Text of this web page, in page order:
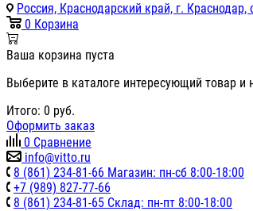
Россия, Краснодарский край, г.
0 Корзина
Ваша корзина пуста
Выберите в каталоге интересующий товар и
Итого: 0 руб.
Оформить заказ
0 Сравнение
info@vitto.ru
8 (861) 234-81-66 Магазин: пн-сб 8:00-18:00
+7 (989) 827-77-66
8 (861) 234-81-65 Склад: пн-пт 8:00-18:00